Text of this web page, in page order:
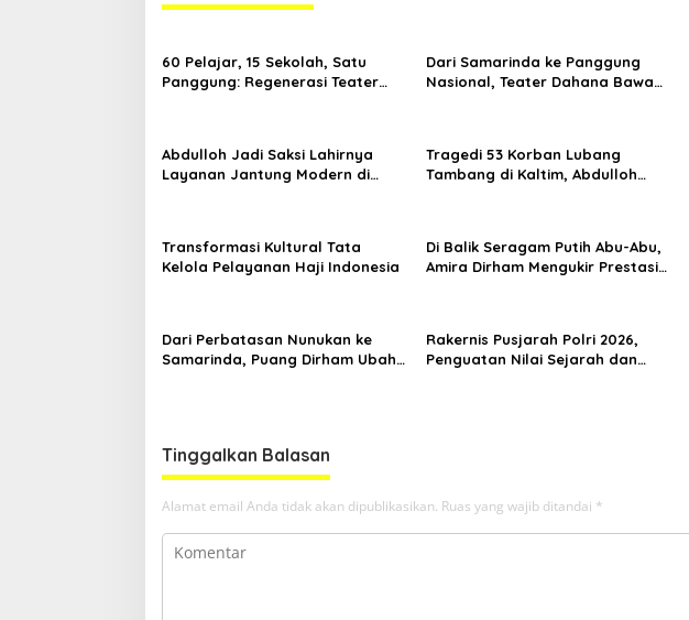
60 Pelajar, 15 Sekolah, Satu
Panggung: Regenerasi Teater
Dari Samarinda ke Panggung
Nasional, Teater Dahana Bawa
Abdulloh Jadi Saksi Lahirnya
Layanan Jantung Modern di
Tragedi 53 Korban Lubang
Tambang di Kaltim, Abdulloh
Transformasi Kultural Tata
Kelola Pelayanan Haji Indonesia
Di Balik Seragam Putih Abu-Abu,
Amira Dirham Mengukir Prestasi
Dari Perbatasan Nunukan ke
Samarinda, Puang Dirham Ubah
Rakernis Pusjarah Polri 2026,
Penguatan Nilai Sejarah dan
Tinggalkan Balasan
Alamat email Anda tidak akan dipublikasikan. Ruas yang wajib ditandai *